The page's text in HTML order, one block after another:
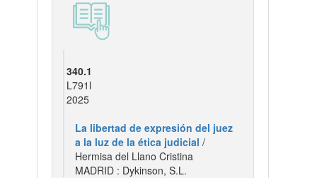
340.1
L791l
2025
La libertad de expresión del juez
a la luz de la ética judicial /
Hermisa del Llano Cristina
MADRID : Dykinson, S.L.